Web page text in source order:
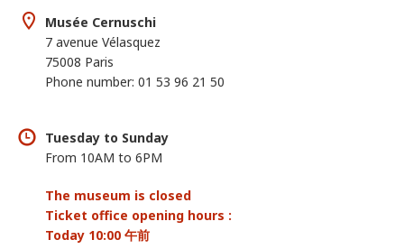
Musée Cernuschi
7 avenue Vélasquez
75008 Paris
Phone number: 01 53 96 21 50
Tuesday to Sunday
From 10AM to 6PM
The museum is closed
Ticket office opening hours :
Today 10:00 午前